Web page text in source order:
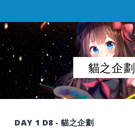
貓之企劃
DAY 1 D8 - 貓之企劃